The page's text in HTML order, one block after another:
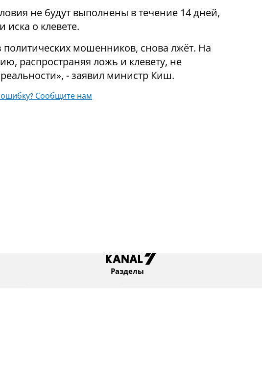
не будут выполнены в течение 14 дней,
о клевете.
мошенников, снова лжёт. На
распространяя ложь и клевету, не
- заявил министр Киш.
Сообщите нам
Разделы